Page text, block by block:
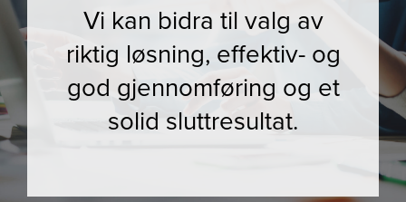
Vi kan bidra til valg av
riktig løsning, effektiv- og
god gjennomføring og et
solid sluttresultat.